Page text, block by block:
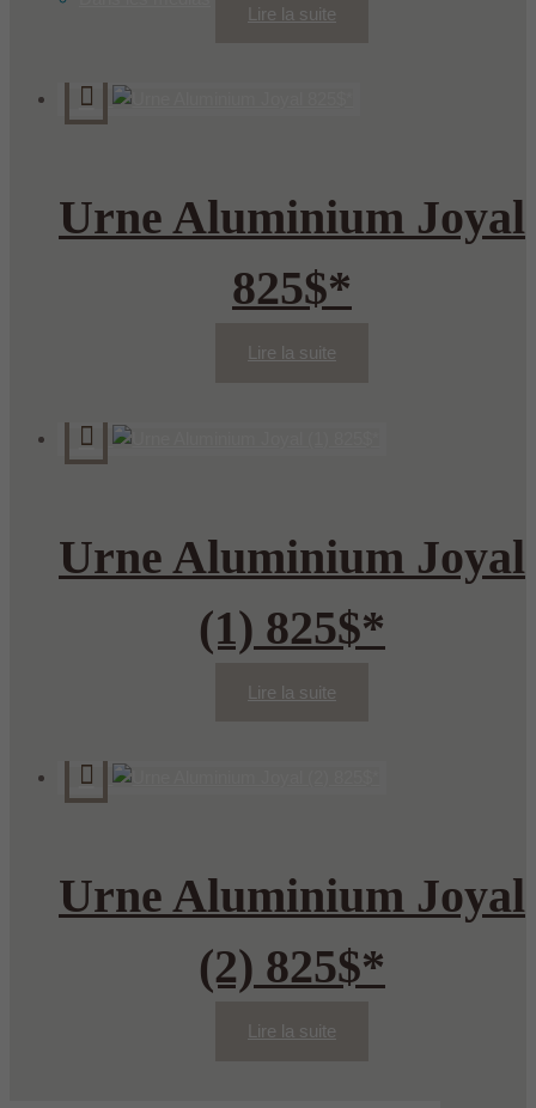
Lire la suite
Urne Aluminium Joyal
825$*
Lire la suite
Urne Aluminium Joyal
(1) 825$*
Lire la suite
Urne Aluminium Joyal
(2) 825$*
Lire la suite